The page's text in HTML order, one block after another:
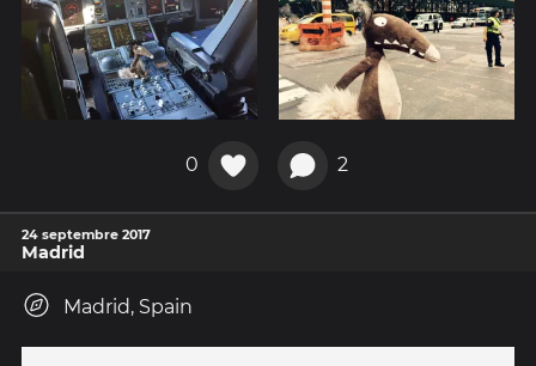
0 2
24 septembre 2017
Madrid
Madrid, Spain